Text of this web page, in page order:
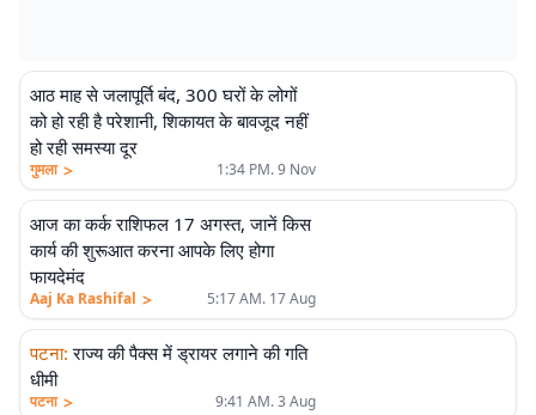
आठ माह से जलापूर्ति बंद, 300 घरों के लोगों
को हो रही है परेशानी, शिकायत के बावजूद नहीं
हो रही समस्या दूर
गुमला > 1:34 PM. 9 Nov
आज का कर्क राशिफल 17 अगस्त, जानें किस
कार्य की शुरूआत करना आपके लिए होगा
फायदेमंद
Aaj Ka Rashifal > 5:17 AM. 17 Aug
पटना: राज्य की पैक्स में ड्रायर लगाने की गति
धीमी
पटना > 9:41 AM. 3 Aug